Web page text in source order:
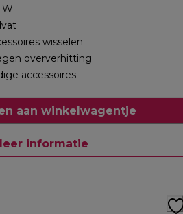
W
wisselen
oververhitting
accessoires
aan winkelwagentje
informatie